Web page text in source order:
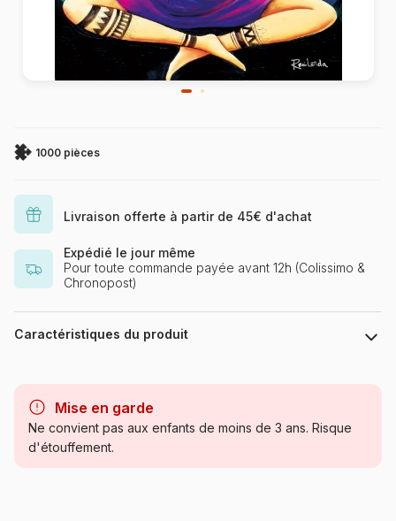
1000 pièces
Livraison offerte à partir de 45€ d'achat
Expédié le jour même
Pour toute commande payée avant 12h (Colissimo &
Chronopost)
Caractéristiques du produit
Catégorie
Puzzles - Religions et
Mise en garde
Ne convient pas aux enfants de moins de 3 ans. Risque
d'étouffement.